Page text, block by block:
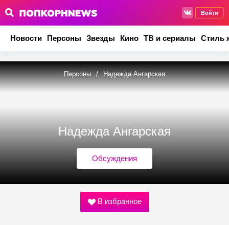
Войти
Новости Персоны Звезды Кино ТВ и сериалы Стиль
Персоны / Надежда Ангарская
Надежда Ангарская
Обсуждения
В избранное